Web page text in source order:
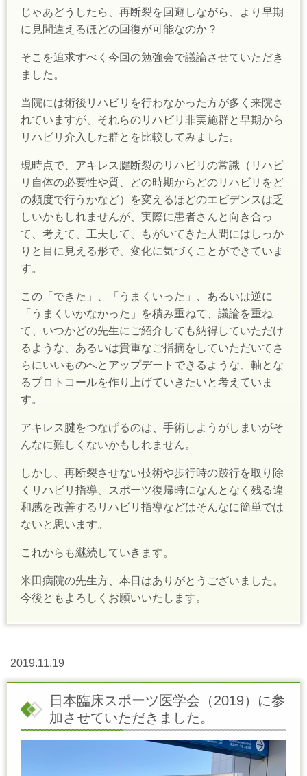
じゃあどうしたら、再断裂を回避しながら、より早期
に見間違えるほどの回復が可能なのか？
そこを追求すべく今回の勉強会で議論させていただき
ました。
当院には術後リハビリを行わなかった方が多く来院さ
れていますが、それらのリハビリ非実施群と早期から
リハビリ介入した群とを比較してみました。
現時点で、アキレス腱断裂のリハビリの常識（リハビ
リ自体の必要性や質、どの時期からどのリハビリをど
の頻度で行うかなど）を変えるほどのエビデンスは乏
しいかもしれませんが、実際に患者さんと向き合っ
て、考えて、工夫して、もがいてきた人間にはしっか
りと目に見える形で、変化に気づくことができていま
す。
この「できた」、「うまくいった」、あるいは逆に
「うまくいかなかった」を積み重ねて、議論を重ね
て、いつかどの先生にご紹介しても納得していただけ
るような、あるいは貴重なご指摘をしていただいてさ
らにいいものへとアップデートできるような、軸とな
るプロトコールを作り上げていきたいと考えていま
す。
アキレス腱をつなげるのは、手術しようがしまいがそ
んなに難しくないかもしれません。
しかし、再断裂させない技術や歩行時の跛行を取り除
くリハビリ指導、スポーツ復帰時になんとなく残る違
和感を改善するリハビリ指導などはそんなに簡単では
ないと思います。
これからも継続していきます。
米田病院の先生方、本日はありがとうございました。
今後ともよろしくお願いいたします。
2019.11.19
日本臨床スポーツ医学会（2019）に参
加させていただきました。